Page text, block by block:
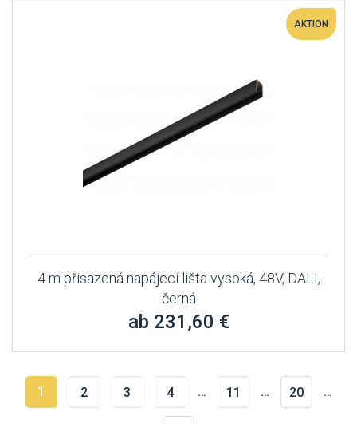
AKTION
4 m přisazená napájecí lišta vysoká, 48V, DALI,
černá
ab 231,60 €
1 2 3 4 … 11 … 20 …